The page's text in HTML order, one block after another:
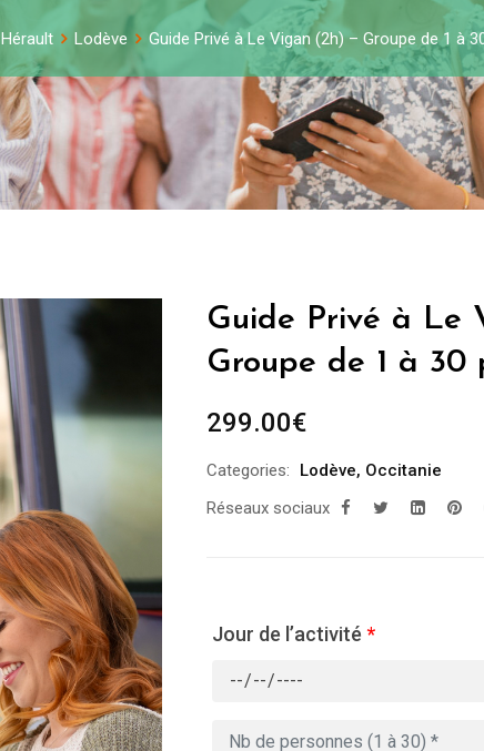
Hérault Lodève Guide Privé à Le Vigan (2h) – Groupe de 1 à
Guide Privé à Le
Groupe de 1 à 30
299.00€
Categories: Lodève, Occitanie
Réseaux sociaux
Jour de l’activité *